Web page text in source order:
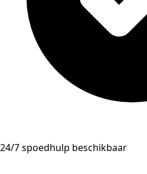
24/7 spoedhulp beschikbaar